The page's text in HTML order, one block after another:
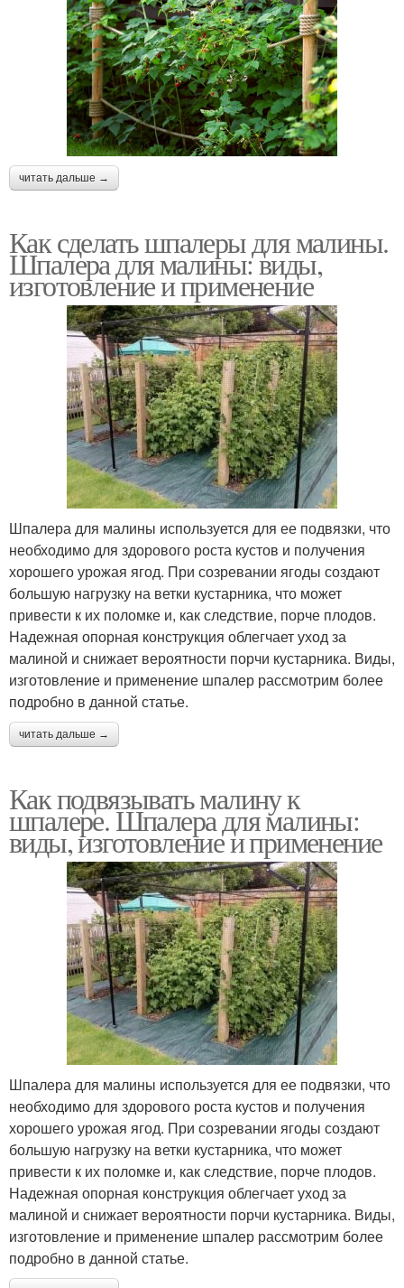
читать дальше →
Как сделать шпалеры для малины.
Шпалера для малины: виды,
изготовление и применение
Шпалера для малины используется для ее подвязки, что
необходимо для здорового роста кустов и получения
хорошего урожая ягод. При созревании ягоды создают
большую нагрузку на ветки кустарника, что может
привести к их поломке и, как следствие, порче плодов.
Надежная опорная конструкция облегчает уход за
малиной и снижает вероятности порчи кустарника. Виды,
изготовление и применение шпалер рассмотрим более
подробно в данной статье.
читать дальше →
Как подвязывать малину к
шпалере. Шпалера для малины:
виды, изготовление и применение
Шпалера для малины используется для ее подвязки, что
необходимо для здорового роста кустов и получения
хорошего урожая ягод. При созревании ягоды создают
большую нагрузку на ветки кустарника, что может
привести к их поломке и, как следствие, порче плодов.
Надежная опорная конструкция облегчает уход за
малиной и снижает вероятности порчи кустарника. Виды,
изготовление и применение шпалер рассмотрим более
подробно в данной статье.